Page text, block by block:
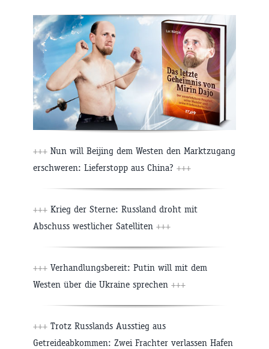
+++ Nun will Beijing dem Westen den Marktzugang
erschweren: Lieferstopp aus China? +++
+++ Krieg der Sterne: Russland droht mit
Abschuss westlicher Satelliten +++
+++ Verhandlungsbereit: Putin will mit dem
Westen über die Ukraine sprechen +++
+++ Trotz Russlands Ausstieg aus
Getreideabkommen: Zwei Frachter verlassen Hafen